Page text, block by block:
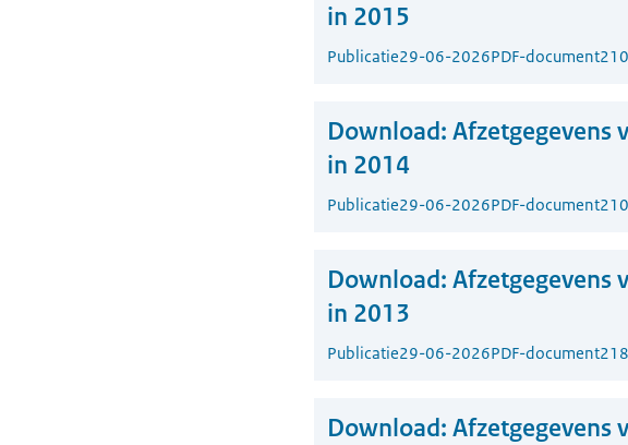
in 2015
Publicatie29-06-2026PDF-document
Download: Afzetgegevens
in 2014
Publicatie29-06-2026PDF-document
Download: Afzetgegevens
in 2013
Publicatie29-06-2026PDF-document
Download: Afzetgegevens